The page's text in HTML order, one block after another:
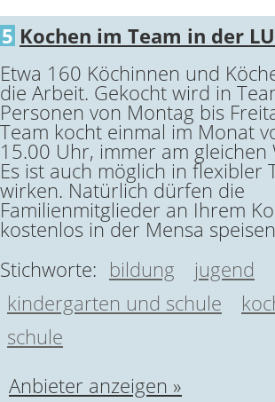
5 Kochen im Team in der
Etwa 160 Köchinnen und
die Arbeit. Gekocht wird in
Personen von Montag bis
Team kocht einmal im Monat
15.00 Uhr, immer am gleichen
Es ist auch möglich in flexibler
wirken. Natürlich dürfen die
Familienmitglieder an Ihrem
kostenlos in der Mensa
Stichworte: bildung
jugend
kindergarten und schule
schule
Anbieter anzeigen »